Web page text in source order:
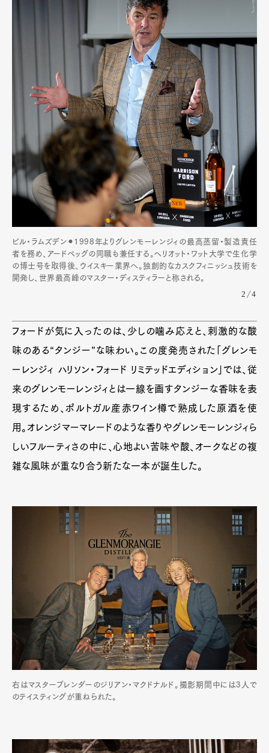
ビル・ラムズデン⚫︎1998年よりグレンモーレンジィの最高蒸留・製造責任
者を務め、アードベッグの同職も兼任する。ヘリオット・ワット大学で生化学
の博士号を取得後、ウイスキー業界へ。独創的なカスクフィニッシュ技術を
開発し、世界最高峰のマスター・ディスティラーと称される。
2/4
フォードが気に入ったのは、少しの噛み応えと、刺激的な酸
味のある“タンジー”な味わい。この度発売された「グレンモ
ーレンジィ ハリソン・フォード リミテッドエディション」では、従
来のグレンモーレンジィとは一線を画すタンジーな香味を表
現するため、ポルトガル産赤ワイン樽で熟成した原酒を使
用。オレンジマーマレードのような香りやグレンモーレンジィら
しいフルーティさの中に、心地よい苦味や酸、オークなどの複
雑な風味が重なり合う新たな一本が誕生した。
右はマスターブレンダーのジリアン・マクドナルド。撮影期間中には3人で
のテイスティングが重ねられた。